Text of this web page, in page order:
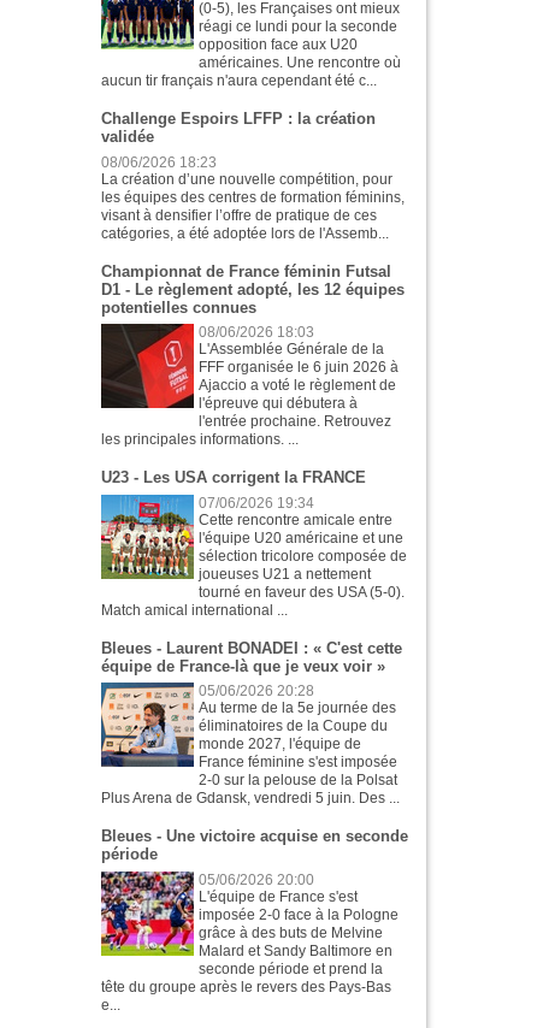
(0-5), les Françaises ont mieux
réagi ce lundi pour la seconde
opposition face aux U20
américaines. Une rencontre où
aucun tir français n'aura cependant été c...
Challenge Espoirs LFFP : la création
validée
08/06/2026 18:23
La création d’une nouvelle compétition, pour
les équipes des centres de formation féminins,
visant à densifier l’offre de pratique de ces
catégories, a été adoptée lors de l'Assemb...
Championnat de France féminin Futsal
D1 - Le règlement adopté, les 12 équipes
potentielles connues
08/06/2026 18:03
L'Assemblée Générale de la
FFF organisée le 6 juin 2026 à
Ajaccio a voté le règlement de
l'épreuve qui débutera à
l'entrée prochaine. Retrouvez
les principales informations. ...
U23 - Les USA corrigent la FRANCE
07/06/2026 19:34
Cette rencontre amicale entre
l'équipe U20 américaine et une
sélection tricolore composée de
joueuses U21 a nettement
tourné en faveur des USA (5-0).
Match amical international ...
Bleues - Laurent BONADEI : « C'est cette
équipe de France-là que je veux voir »
05/06/2026 20:28
Au terme de la 5e journée des
éliminatoires de la Coupe du
monde 2027, l'équipe de
France féminine s'est imposée
2-0 sur la pelouse de la Polsat
Plus Arena de Gdansk, vendredi 5 juin. Des ...
Bleues - Une victoire acquise en seconde
période
05/06/2026 20:00
L'équipe de France s'est
imposée 2-0 face à la Pologne
grâce à des buts de Melvine
Malard et Sandy Baltimore en
seconde période et prend la
tête du groupe après le revers des Pays-Bas
e...